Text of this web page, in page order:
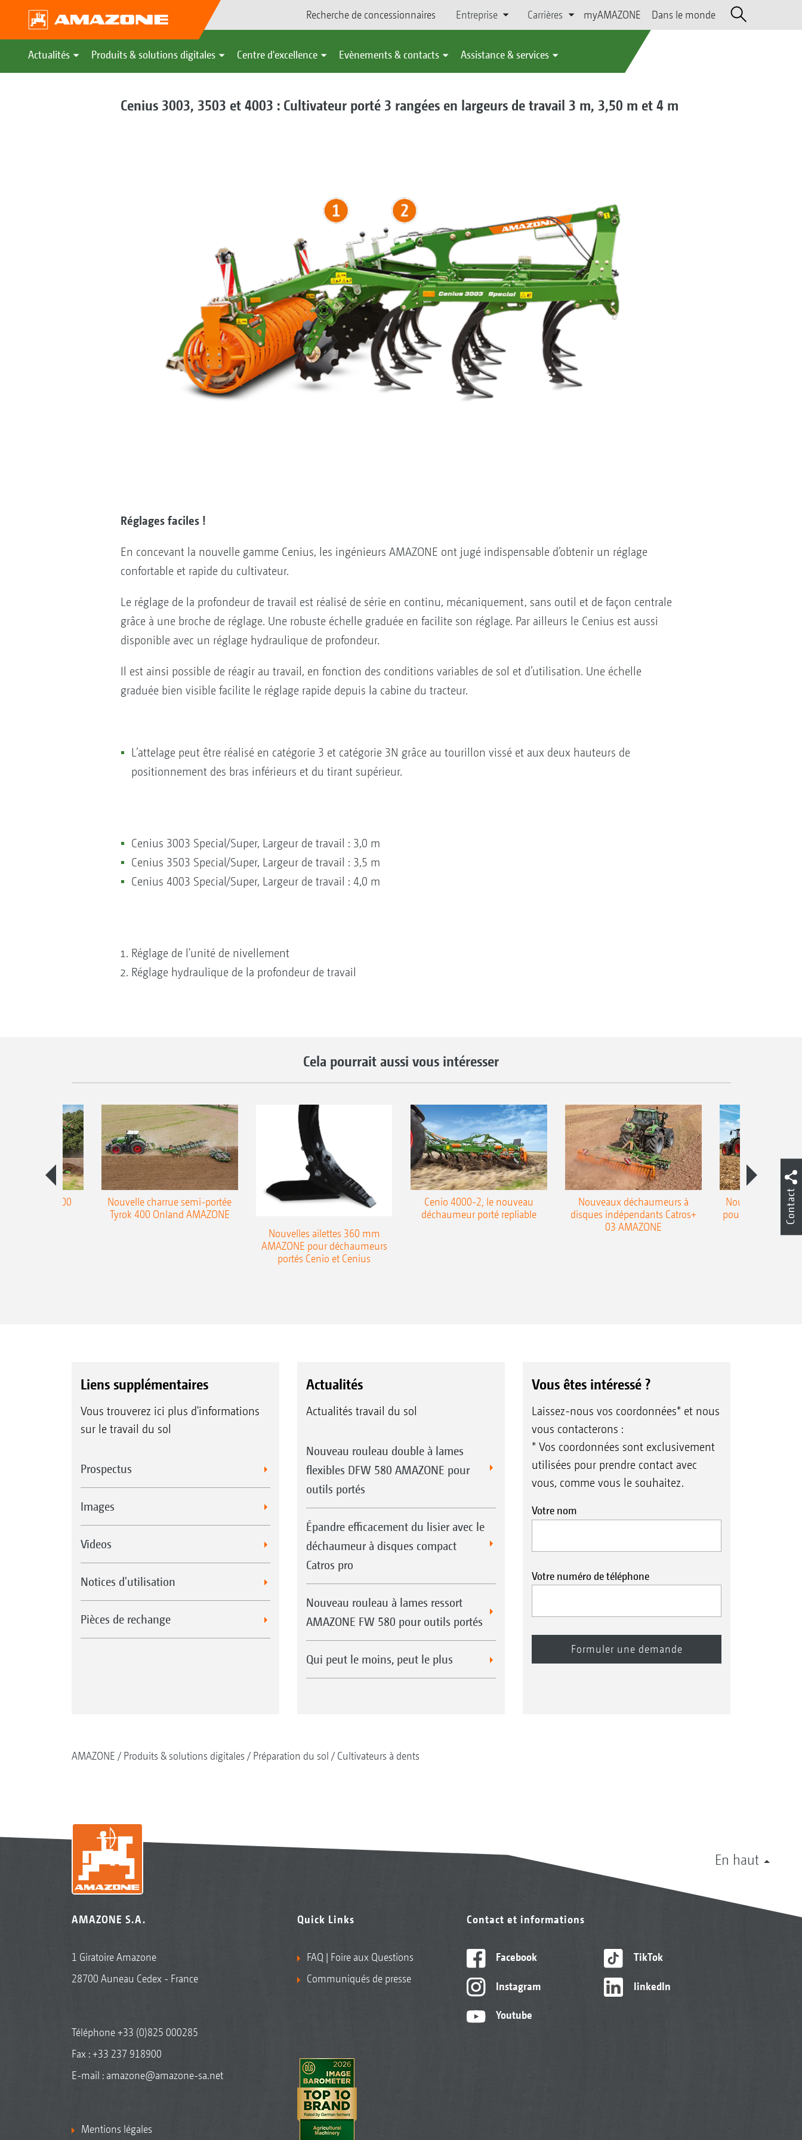
Recherche de concessionnaires Entreprise Carrières myAMAZONE Dans le monde
Actualités Produits & solutions digitales Centre d'excellence Evènements & contacts Assistance & services
Cenius 3003, 3503 et 4003 : Cultivateur porté 3 rangées en largeurs de travail 3 m, 3,50 m et 4 m
Réglages faciles !
En concevant la nouvelle gamme Cenius, les ingénieurs AMAZONE ont jugé indispensable d’obtenir un réglage
confortable et rapide du cultivateur.
Le réglage de la profondeur de travail est réalisé de série en continu, mécaniquement, sans outil et de façon centrale
grâce à une broche de réglage. Une robuste échelle graduée en facilite son réglage. Par ailleurs le Cenius est aussi
disponible avec un réglage hydraulique de profondeur.
Il est ainsi possible de réagir au travail, en fonction des conditions variables de sol et d’utilisation. Une échelle
graduée bien visible facilite le réglage rapide depuis la cabine du tracteur.
L’attelage peut être réalisé en catégorie 3 et catégorie 3N grâce au tourillon vissé et aux deux hauteurs de
positionnement des bras inférieurs et du tirant supérieur.
Cenius 3003 Special/Super, Largeur de travail : 3,0 m
Cenius 3503 Special/Super, Largeur de travail : 3,5 m
Cenius 4003 Special/Super, Largeur de travail : 4,0 m
Réglage de l'unité de nivellement
Réglage hydraulique de la profondeur de travail
Cela pourrait aussi vous intéresser
Teres 300
Nouvelle charrue semi-portée
Tyrok 400 Onland AMAZONE
Nouvelles ailettes 360 mm
AMAZONE pour déchaumeurs
portés Cenio et Cenius
Cenio 4000-2, le nouveau
déchaumeur porté repliable
Nouveaux déchaumeurs à
disques indépendants Catros+
03 AMAZONE
Nouvelle double
pour le
Cobra
Liens supplémentaires
Vous trouverez ici plus d'informations
sur le travail du sol
Prospectus
Images
Videos
Notices d'utilisation
Pièces de rechange
Actualités
Actualités travail du sol
Nouveau rouleau double à lames
flexibles DFW 580 AMAZONE pour
outils portés
Épandre efficacement du lisier avec le
déchaumeur à disques compact
Catros pro
Nouveau rouleau à lames ressort
AMAZONE FW 580 pour outils portés
Qui peut le moins, peut le plus
Vous êtes intéressé ?
Laissez-nous vos coordonnées* et nous
vous contacterons :
* Vos coordonnées sont exclusivement
utilisées pour prendre contact avec
vous, comme vous le souhaitez.
Votre nom
Votre numéro de téléphone
AMAZONE Produits & solutions digitales Préparation du sol Cultivateurs à dents
En haut
AMAZONE S.A.
1 Giratoire Amazone
28700 Auneau Cedex - France
Téléphone+33 (0)825 000285
Fax : +33 237 918900
E-mail : amazone@amazone-sa.net
Mentions légales
Quick Links
FAQ | Foire aux Questions
Communiqués de presse
Contact et informations
Facebook
Instagram
Youtube
TikTok
linkedIn
Contact